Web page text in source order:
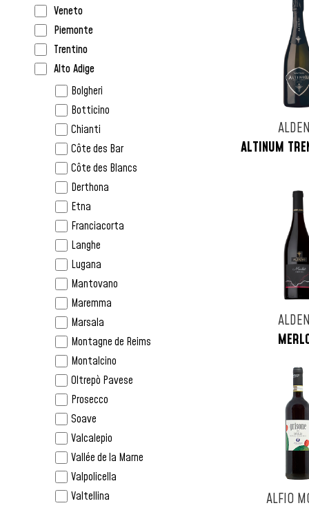
Guadalupa
Guatemala
Haiti
India
Inghilterra
Irlanda
Italia
Jamaica
Lituania
Martinica
Messico
Monaco
Nicaragua
Norvegia
Nuova Zelanda
Olanda
Peru
Polonia
Portogallo
Repubblica Ceca
Repubblica Domenicana
Russia
Veneto
Piemonte
Trentino
Alto Adige
Friuli Venezia Giulia
Liguria
Toscana
Emilia
Romagna
Marche
Umbria
Lazio
Abruzzo
Campania
Puglia
Sicilia
Sardegna
Champagne
Alsazia
Borgogna
Jura
Bordeaux
Valle Della Loira
Bolgheri
Botticino
Chianti
Côte des Bar
Côte des Blancs
Derthona
Etna
Franciacorta
Langhe
Lugana
Mantovano
Maremma
Marsala
Montagne de Reims
Montalcino
Oltrepò Pavese
Prosecco
Soave
Valcalepio
Vallée de la Marne
Valpolicella
Valtellina
ALTINUM
ALFIO